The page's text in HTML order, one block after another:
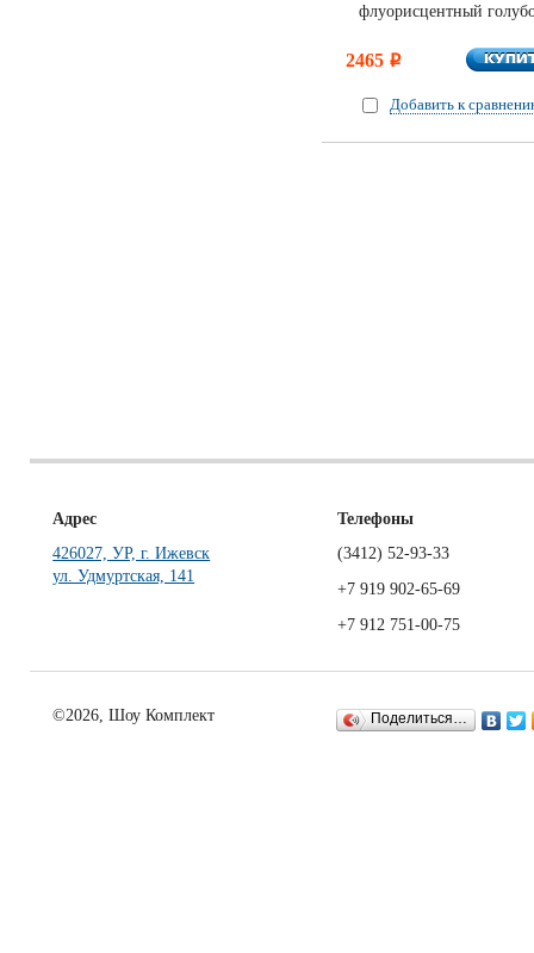
флуорисцентный
2465 i
Добавить к
Адрес
426027, УР, г. Ижевск
ул. Удмуртская, 141
Телефоны
(3412) 52-93-33
+7 919 902-65-69
+7 912 751-00-75
©2026, Шоу Комплект Поделиться…